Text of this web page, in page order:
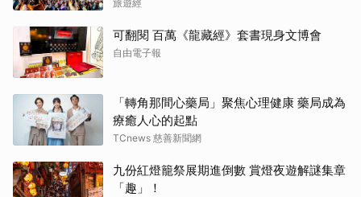
旅遊經
可翻閱 百萬《龍藏經》套書現身文博會
自由電子報
「轉角那間心藥局」聚焦心理健康 藥局成為
療癒人心的起點
TCnews 慈善新聞網
九份紅燈籠祭展期進倒數 賞燈夜遊解謎集章
「趣」！